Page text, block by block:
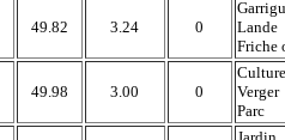
49.82 3.24 0
Lande
Friche
49.98 3.00 0
Culture
Verger
Parc